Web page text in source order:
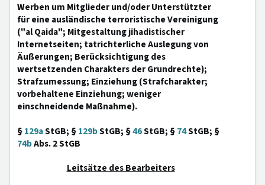
Werben um Mitglieder und/oder Unterstützter
für eine ausländische terroristische Vereinigung
("al Qaida"; Mitgestaltung jihadistischer
Internetseiten; tatrichterliche Auslegung von
Äußerungen; Berücksichtigung des
wertsetzenden Charakters der Grundrechte);
Strafzumessung; Einziehung (Strafcharakter;
vorbehaltene Einziehung; weniger
einschneidende Maßnahme).
§129aStGB; §129bStGB; §46StGB; §74StGB; §
74bAbs. 2 StGB
Leitsätze des Bearbeiters